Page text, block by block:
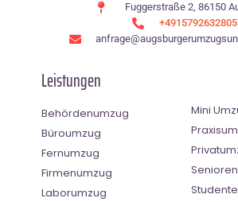
Fuggerstraße 2, 86150
+4915792632805
Leistungen
Behördenumzug
Büroumzug
Fernumzug
Firmenumzug
Laborumzug
Mini